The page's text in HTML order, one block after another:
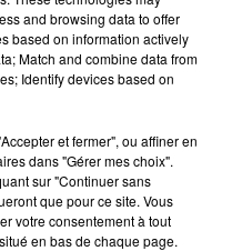
DU 24/12/2024 À
and browsing data to offer
based on information actively
Match and combine data from
Identify devices based on
et fermer", ou affiner en
dans "Gérer mes choix".
sur "Continuer sans
que pour ce site. Vous
votre consentement à tout
en bas de chaque page.